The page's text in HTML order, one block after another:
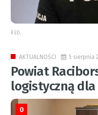
RED.
AKTUALNOŚCI 5 sierpnia
Powiat
logistyczną
0